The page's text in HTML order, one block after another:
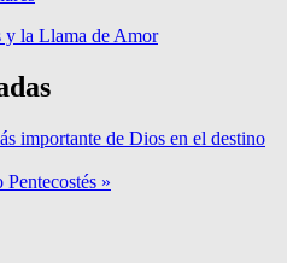
y la Llama de Amor
importante de Dios en el destino
»